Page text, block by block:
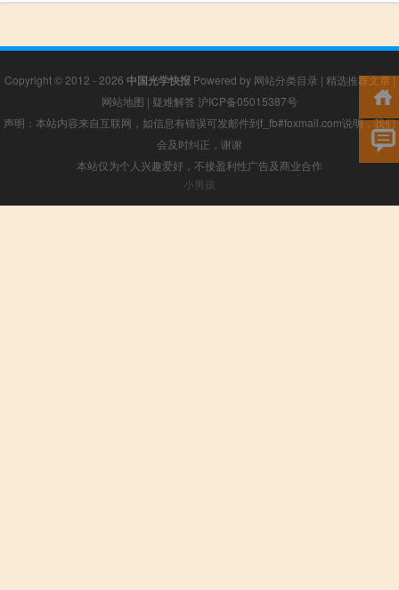
Copyright © 2012 - 2026 中国光学快报 Powered by 网站分类目录 | 精选推荐文章|
网站地图 | 疑难解答 沪ICP备05015387号
声明：本站内容来自互联网，如信息有错误可发邮件到f_fb#foxmail.com说明，我们
会及时纠正，谢谢
本站仅为个人兴趣爱好，不接盈利性广告及商业合作
小男孩